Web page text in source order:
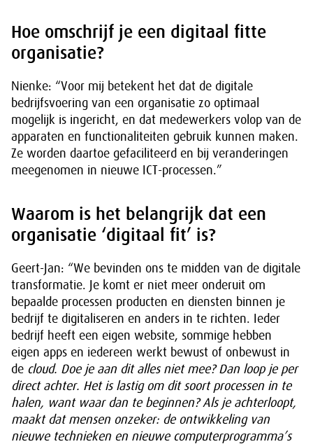
Hoe omschrijf je een digitaal fitte
organisatie?
Nienke: “Voor mij betekent het dat de digitale
bedrijfsvoering van een organisatie zo optimaal
mogelijk is ingericht, en dat medewerkers volop van de
apparaten en functionaliteiten gebruik kunnen maken.
Ze worden daartoe gefaciliteerd en bij veranderingen
meegenomen in nieuwe ICT-processen.”
Waarom is het belangrijk dat een
organisatie ‘digitaal fit’ is?
Geert-Jan: “We bevinden ons te midden van de digitale
transformatie. Je komt er niet meer onderuit om
bepaalde processen producten en diensten binnen je
bedrijf te digitaliseren en anders in te richten. Ieder
bedrijf heeft een eigen website, sommige hebben
eigen apps en iedereen werkt bewust of onbewust in
de cloud. Doe je aan dit alles niet mee? Dan loop je per
direct achter. Het is lastig om dit soort processen in te
halen, want waar dan te beginnen? Als je achterloopt,
maakt dat mensen onzeker: de ontwikkeling van
nieuwe technieken en nieuwe computerprogramma’s